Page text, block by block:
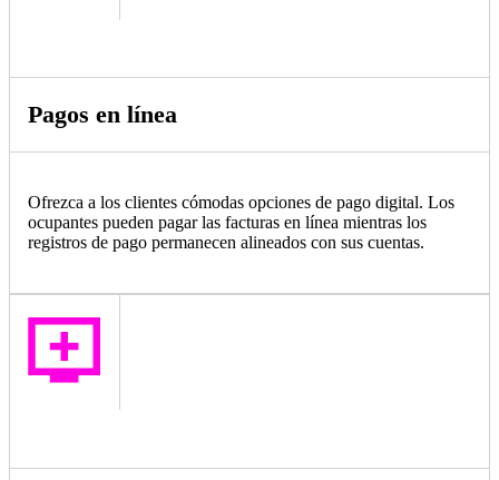
Pagos en línea
Ofrezca a los clientes cómodas opciones de pago digital. Los
ocupantes pueden pagar las facturas en línea mientras los
registros de pago permanecen alineados con sus cuentas.